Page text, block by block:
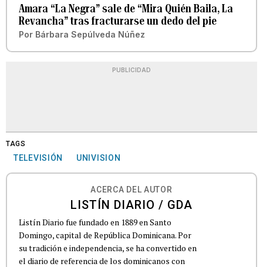
Amara “La Negra” sale de “Mira Quién Baila, La
Revancha” tras fracturarse un dedo del pie
Por Bárbara Sepúlveda Núñez
PUBLICIDAD
TAGS
TELEVISIÓN UNIVISION
ACERCA DEL AUTOR
LISTÍN DIARIO / GDA
Listín Diario fue fundado en 1889 en Santo
Domingo, capital de República Dominicana. Por
su tradición e independencia, se ha convertido en
el diario de referencia de los dominicanos con